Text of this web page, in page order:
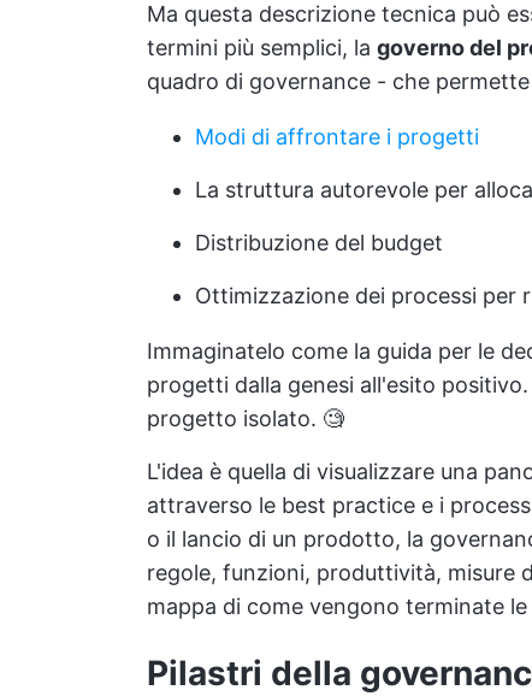
Ma questa descrizione tecnica può
termini più semplici, la governo del
quadro di governance - che
Modi di affrontare i progetti
La struttura autorevole per
Distribuzione del budget
Ottimizzazione dei processi per
Immaginatelo come la guida per le
progetti dalla genesi all'esito
progetto isolato. 🧐
L'idea è quella di visualizzare una
attraverso le best practice e i
o il lancio di un prodotto, la
regole, funzioni, produttività, misure
mappa di come vengono terminate
Pilastri della